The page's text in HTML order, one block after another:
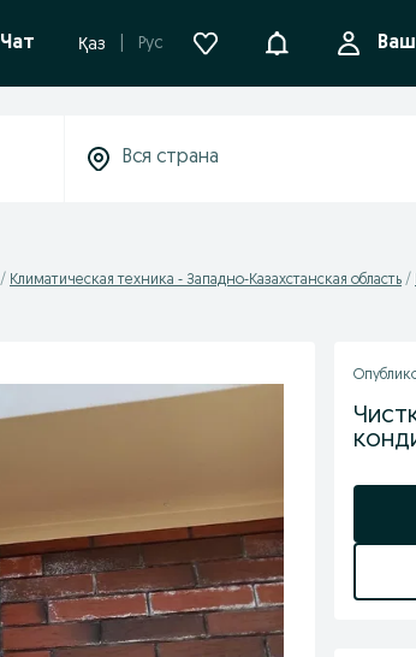
Чат Қаз Рус Уведомления
Климатическая техника - Западно-Казахстанская область